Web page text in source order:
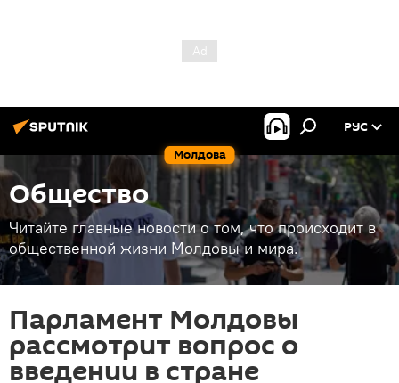
Молдова
РУС
Общество
Читайте главные новости о том, что происходит в
общественной жизни Молдовы и мира.
Парламент Молдовы
рассмотрит вопрос о
введении в стране